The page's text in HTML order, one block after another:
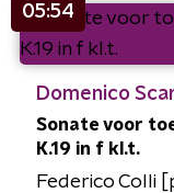
05:54
Domenico
Sonate voor
K.19 in f kl.t.
Federico Colli